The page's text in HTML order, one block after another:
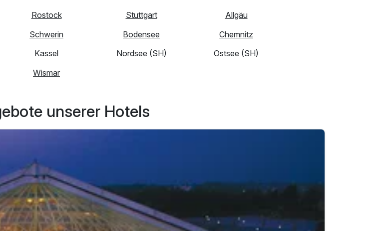
Rostock Stuttgart
Allgäu
Schwerin Bodensee
Chemnitz
Kassel Nordsee (SH)
Ostsee (SH)
Wismar
unserer Hotels